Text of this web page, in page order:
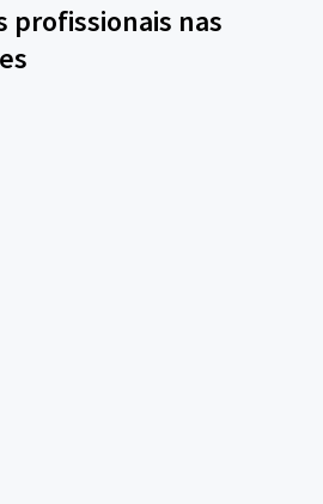
profissionais nas